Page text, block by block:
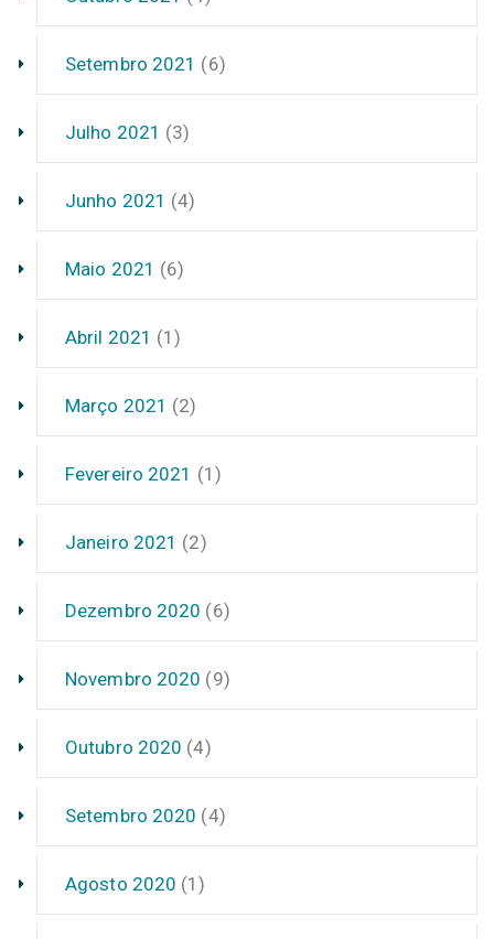
Setembro 2021 (6)
Julho 2021 (3)
Junho 2021 (4)
Maio 2021 (6)
Abril 2021 (1)
Março 2021 (2)
Fevereiro 2021 (1)
Janeiro 2021 (2)
Dezembro 2020 (6)
Novembro 2020 (9)
Outubro 2020 (4)
Setembro 2020 (4)
Agosto 2020 (1)